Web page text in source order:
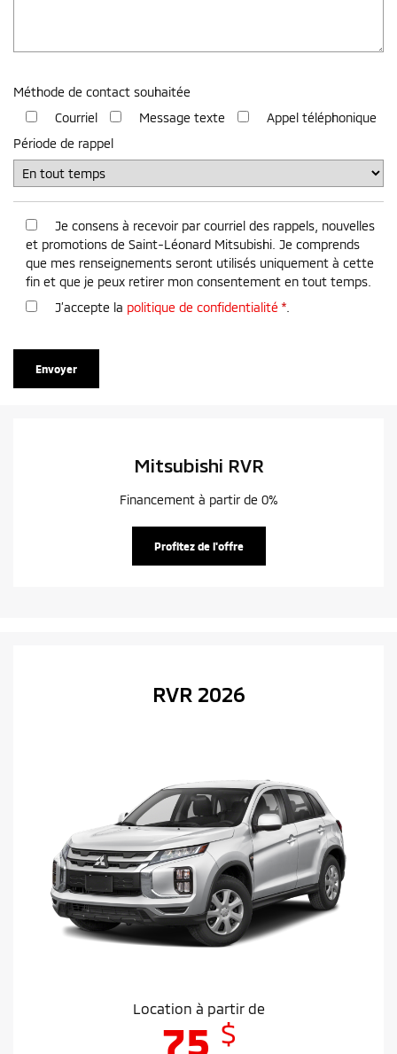
Méthode de contact souhaitée
Courriel
Message texte
Appel téléphonique
Période de rappel
Je consens à recevoir par courriel des rappels, nouvelles
et promotions de Saint-Léonard Mitsubishi. Je comprends
que mes renseignements seront utilisés uniquement à cette
fin et que je peux retirer mon consentement en tout temps.
J’accepte la politique de confidentialité *
Mitsubishi RVR
Financement à partir de 0%
Profitez de l'offre
RVR 2026
Location à partir de
75 $